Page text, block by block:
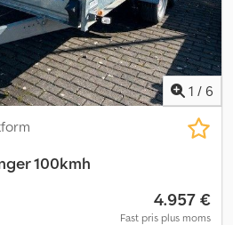
mere. Forbehold for fejl og mellemsalg.
1 / 6
100kmh
4.957 €
Fast pris plus moms